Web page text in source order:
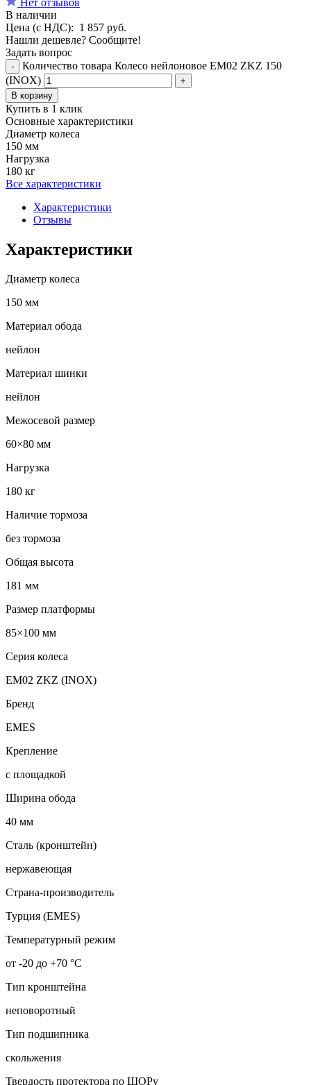
В наличии
Цена (с НДС): 1 857 руб.
Нашли дешевле? Сообщите!
Задать вопрос
-
Количество товара Колесо нейлоновое EM02 ZKZ 150
(INOX)
+
В корзину
Купить в 1 клик
Основные характеристики
Диаметр колеса
150 мм
Нагрузка
180 кг
Все характеристики
Характеристики
Отзывы
Характеристики
Диаметр колеса
150 мм
Материал обода
нейлон
Материал шинки
нейлон
Межосевой размер
60×80 мм
Нагрузка
180 кг
Наличие тормоза
без тормоза
Общая высота
181 мм
Размер платформы
85×100 мм
Серия колеса
EM02 ZKZ (INOX)
Бренд
EMES
Крепление
с площадкой
Ширина обода
40 мм
Сталь (кронштейн)
нержавеющая
Страна-производитель
Турция (EMES)
Температурный режим
от -20 до +70 °С
Тип кронштейна
неповоротный
Тип подшипника
скольжения
Твердость протектора по ШОРу